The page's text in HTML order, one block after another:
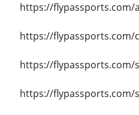
https://flypassports.com/
https://flypassports.com/
https://flypassports.com/
https://flypassports.com/